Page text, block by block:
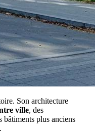
Son architecture
ville, des
bâtiments plus anciens
.